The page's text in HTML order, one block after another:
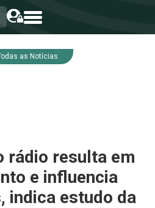
as Notícias
rádio resulta em
e influencia
indica estudo da